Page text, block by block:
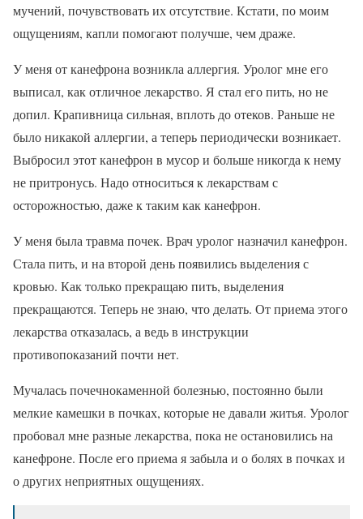
мучений, почувствовать их отсутствие. Кстати, по моим
ощущениям, капли помогают получше, чем драже.
У меня от канефрона возникла аллергия. Уролог мне его
выписал, как отличное лекарство. Я стал его пить, но не
допил. Крапивница сильная, вплоть до отеков. Раньше не
было никакой аллергии, а теперь периодически возникает.
Выбросил этот канефрон в мусор и больше никогда к нему
не притронусь. Надо относиться к лекарствам с
осторожностью, даже к таким как канефрон.
У меня была травма почек. Врач уролог назначил канефрон.
Стала пить, и на второй день появились выделения с
кровью. Как только прекращаю пить, выделения
прекращаются. Теперь не знаю, что делать. От приема этого
лекарства отказалась, а ведь в инструкции
противопоказаний почти нет.
Мучалась почечнокаменной болезнью, постоянно были
мелкие камешки в почках, которые не давали житья. Уролог
пробовал мне разные лекарства, пока не остановились на
канефроне. После его приема я забыла и о болях в почках и
о других неприятных ощущениях.